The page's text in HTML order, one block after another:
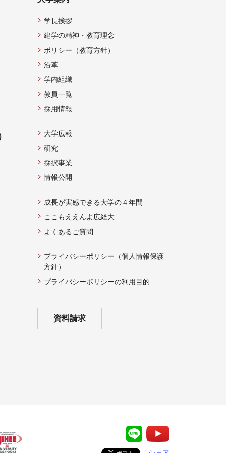
学長挨拶
建学の精神・教育理念
ポリシー（教育方針）
沿革
学内組織
教員一覧
採用情報
大学広報
研究
採択事業
情報公開
成長が実感できる大学の４年間
ここもええんよ広経大
よくあるご質問
プライバシーポリシー（個人情報保護
方針）
プライバシーポリシーの利用目的
資料請求